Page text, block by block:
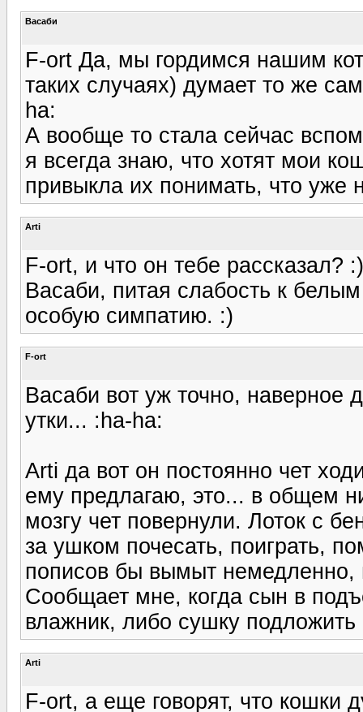
Васаби
F-ort Да, мы гордимся нашим
таких случаях) думает то же
ha:
А вообще то стала сейчас
я всегда знаю, что хотят мои
привыкла их понимать, что уже
Arti
F-ort, и что он тебе рассказал? :)
Васаби, питая слабость к
особую симпатию. :)
F-ort
Васаби вот уж точно, наверное
утки... :ha-ha:
Arti да вот он постоянно чет
ему предлагаю, это... в общем
мозгу чет повернули. Лоток с
за ушком почесать, поиграть,
пописов бы вымыт немедленно,
Сообщает мне, когда сын в
влажник, либо сушку
Arti
F-ort, а еще говорят, что кошки